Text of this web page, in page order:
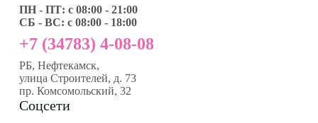
ПН - ПТ: с 08:00 - 21:00
СБ - ВС: с 08:00 - 18:00
+7 (34783) 4-08-08
РБ, Нефтекамск,
улица Строителей, д. 73
пр. Комсомольский, 32
Соцсети